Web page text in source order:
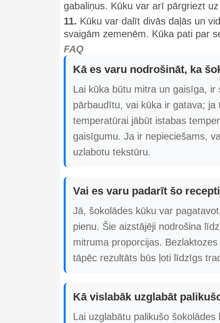
gabaliņus. Kūku var arī pārgriezt
11. Kūku var dalīt divās daļās un
svaigām zemenēm. Kūka pati par
FAQ
Kā es varu nodrošināt, ka
Lai kūka būtu mitra un gaisīga,
pārbaudītu, vai kūka ir gatava;
temperatūrai jābūt istabas
gaisīgumu. Ja ir nepieciešams,
uzlabotu tekstūru.
Vai es varu padarīt šo
Jā, šokolādes kūku var
pienu. Šie aizstājēji nodrošina
mitruma proporcijas.
tāpēc rezultāts būs ļoti līdzīgs
Kā vislabāk uzglabāt
Lai uzglabātu palikušo